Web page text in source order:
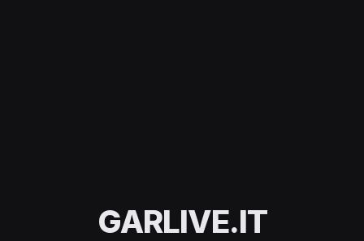
GARLIVE.IT